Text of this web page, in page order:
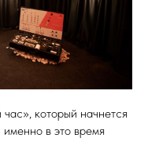
который начнется
в это время